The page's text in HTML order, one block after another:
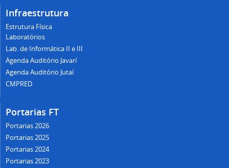
Infraestrutura
Estrutura Física
Laboratórios
Lab. de Informática II e III
Agenda Auditório Javarí
Agenda Auditório Jutaí
CMPRED
Portarias FT
Portarias 2026
Portarias 2025
Portarias 2024
Portarias 2023